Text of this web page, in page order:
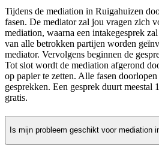
Tijdens de mediation in Ruigahuizen
fasen. De mediator zal jou vragen zich
mediation, waarna een intakegesprek
van alle betrokken partijen worden
mediator. Vervolgens beginnen de
Tot slot wordt de mediation afgerond
op papier te zetten. Alle fasen
gesprekken. Een gesprek duurt meestal
gratis.
Is mijn probleem geschikt voor mediation